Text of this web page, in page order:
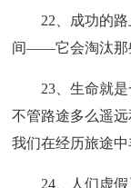
22、成功的
间——它会淘汰那
23、生命就
不管路途多么遥
我们在经历旅途
24、人们虚